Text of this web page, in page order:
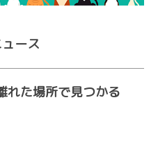
ース
れた場所で見つかる